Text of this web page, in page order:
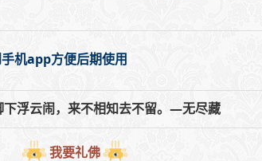
机app方便后期使用
浮云闹，来不相知去不留。—无尽藏
我要礼佛